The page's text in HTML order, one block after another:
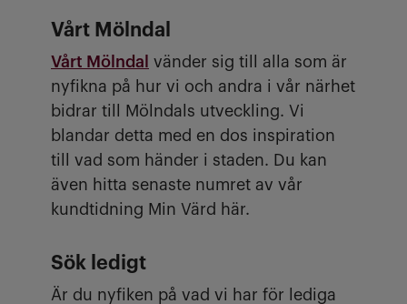
Vårt Mölndal
Vårt Mölndal
vänder sig till alla som är
nyfikna på hur vi och andra i vår närhet
bidrar till Mölndals utveckling. Vi
blandar detta med en dos inspiration
till vad som händer i staden. Du kan
även hitta senaste numret av vår
kundtidning Min Värd här.
Sök ledigt
Är du nyfiken på vad vi har för lediga